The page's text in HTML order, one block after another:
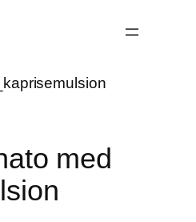
med